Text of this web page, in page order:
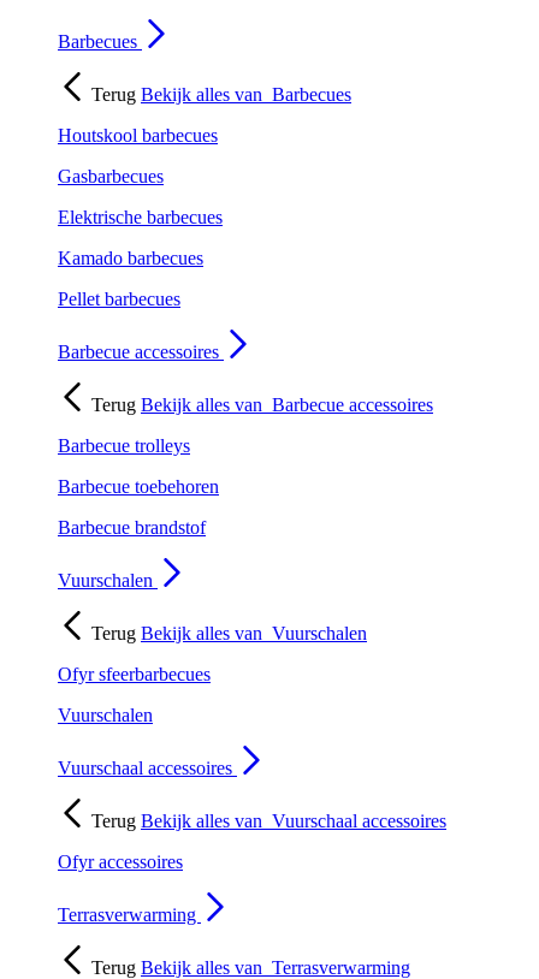
Barbecues
Terug Bekijk alles van Barbecues
Houtskool barbecues
Gasbarbecues
Elektrische barbecues
Kamado barbecues
Pellet barbecues
Barbecue accessoires
Terug Bekijk alles van Barbecue accessoires
Barbecue trolleys
Barbecue toebehoren
Barbecue brandstof
Vuurschalen
Terug Bekijk alles van Vuurschalen
Ofyr sfeerbarbecues
Vuurschalen
Vuurschaal accessoires
Terug Bekijk alles van Vuurschaal accessoires
Ofyr accessoires
Terrasverwarming
Terug Bekijk alles van Terrasverwarming